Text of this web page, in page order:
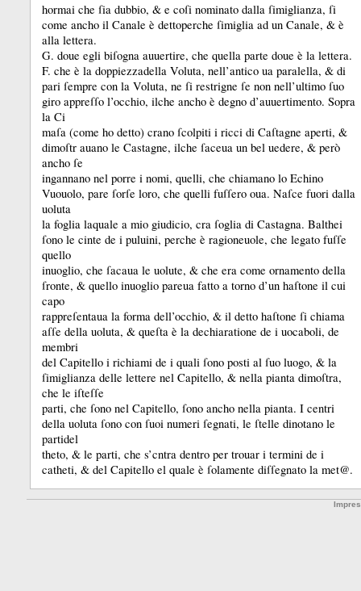
hormai che ſia dubbio, & e coſi nominato dalla ſimiglianza, ſi
come ancho il Canale è dettoperche ſimiglia ad un Canale, & è
alla lettera.
G. doue egli biſogna auuertire, che quella parte doue è la lettera.
F. che è la doppiezzadella Voluta, nell’antico ua paralella, & di
pari ſempre con la Voluta, ne ſi restrigne ſe non nell’ultimo ſuo
giro appreſſo l’occhio, ilche ancho è degno d’auuertimento. Sopra
la Ci
maſa (come ho detto) crano ſcolpiti i ricci di Caſtagne aperti, &
dimoſtr auano le Castagne, ilche ſaceua un bel uedere, & però
ancho ſe
ingannano nel porre i nomi, quelli, che chiamano lo Echino
Vuouolo, pare ſorſe loro, che quelli fuſſero oua. Naſce fuori dalla
uoluta
la foglia laquale a mio giudicio, cra ſoglia di Castagna. Balthei
ſono le cinte de i puluini, perche è ragioneuole, che legato fuſſe
quello
inuoglio, che ſacaua le uolute, & che era come ornamento della
ſronte, & quello inuoglio pareua fatto a torno d’un haſtone il cui
capo
rappreſentaua la forma dell’occhio, & il detto haſtone ſi chiama
aſſe della uoluta, & queſta è la dechiaratione de i uocaboli, de
membri
del Capitello i richiami de i quali ſono posti al ſuo luogo, & la
ſimiglianza delle lettere nel Capitello, & nella pianta dimoſtra,
che le iſteſſe
parti, che ſono nel Capitello, ſono ancho nella pianta. I centri
della uoluta ſono con ſuoi numeri ſegnati, le ſtelle dinotano le
partidel
theto, & le parti, che s’cntra dentro per trouar i termini de i
catheti, & del Capitello el quale è ſolamente diſſegnato la met@.